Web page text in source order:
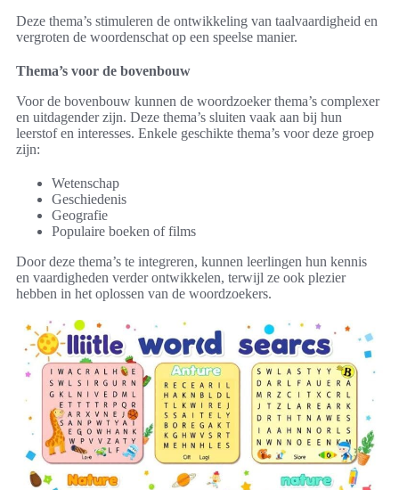
Deze thema’s stimuleren de ontwikkeling van taalvaardigheid en
vergroten de woordenschat op een speelse manier.
Thema’s voor de bovenbouw
Voor de bovenbouw kunnen de woordzoeker thema’s complexer
en uitdagender zijn. Deze thema’s sluiten vaak aan bij hun
leerstof en interesses. Enkele geschikte thema’s voor deze groep
zijn:
Wetenschap
Geschiedenis
Geografie
Populaire boeken of films
Door deze thema’s te integreren, kunnen leerlingen hun kennis
en vaardigheden verder ontwikkelen, terwijl ze ook plezier
hebben in het oplossen van de woordzoekers.